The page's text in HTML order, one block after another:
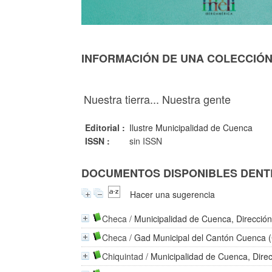
INFORMACIÓN DE UNA
Nuestra tierra... Nuestra gente
Editorial : Ilustre Municipalidad de Cuenca
ISSN :
sin ISSN
DOCUMENTOS DISPONIBLES
Hacer una sugerencia
Checa / Municipalidad de Cuenca,
Checa /Gad Municipal del Cantón Cuenca
Chiquintad / Municipalidad de Cuenca,